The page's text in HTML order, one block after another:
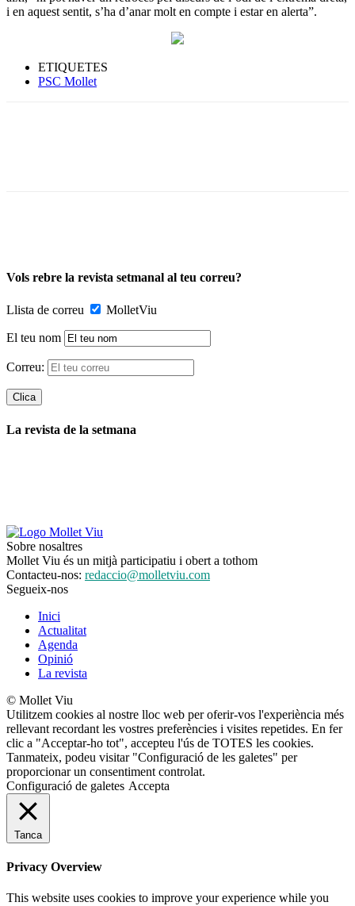
i en aquest sentit, s’ha d’anar molt en compte i estar en alerta”.
ETIQUETES
PSC Mollet
Vols rebre la revista setmanal al teu correu?
Llista de correu MolletViu
El teu nom
Correu:
La revista de la setmana
Sobre nosaltres
Mollet Viu és un mitjà participatiu i obert a tothom
Contacteu-nos: redaccio@molletviu.com
Segueix-nos
Inici
Actualitat
Agenda
Opinió
La revista
© Mollet Viu
Utilitzem cookies al nostre lloc web per oferir-vos l'experiència més
rellevant recordant les vostres preferències i visites repetides. En fer
clic a "Acceptar-ho tot", accepteu l'ús de TOTES les cookies.
Tanmateix, podeu visitar "Configuració de les galetes" per
proporcionar un consentiment controlat.
Configuració de galetes Accepta
Tanca
Privacy Overview
This website uses cookies to improve your experience while you